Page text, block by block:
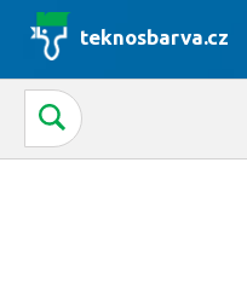
teknosbarva.cz